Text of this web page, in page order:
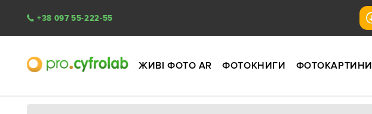
+38 097 55-222-55
ЖИВІ ФОТО AR ФОТОКНИГИ ФОТОКАРТИНИ